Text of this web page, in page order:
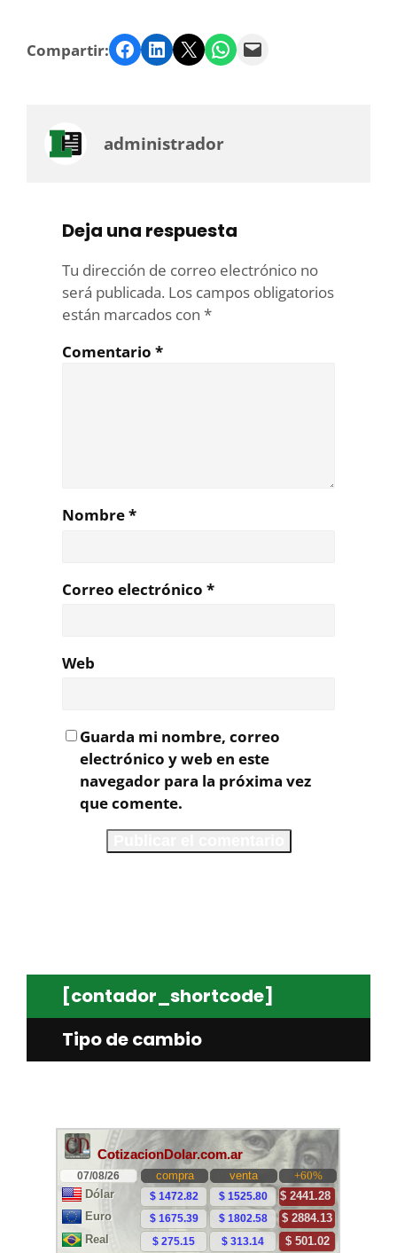
Compartir: Facebook LinkedIn Twitter WhatsApp Email
administrador
Deja una respuesta
Tu dirección de correo electrónico no
será publicada. Los campos obligatorios
están marcados con *
Comentario *
Nombre*
Correo electrónico *
Web
Guarda mi nombre, correo
electrónico y web en este
navegador para la próxima vez
que comente.
[contador_shortcode]
Tipo de cambio